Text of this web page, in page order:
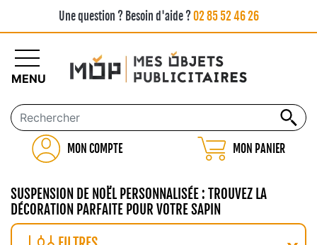
Une question ? Besoin d'aide ?02 85 52 46 26
MON COMPTE MON PANIER
MENU
SUSPENSION DE NOËL PERSONNALISÉE : TROUVEZ LA
DÉCORATION PARFAITE POUR VOTRE SAPIN